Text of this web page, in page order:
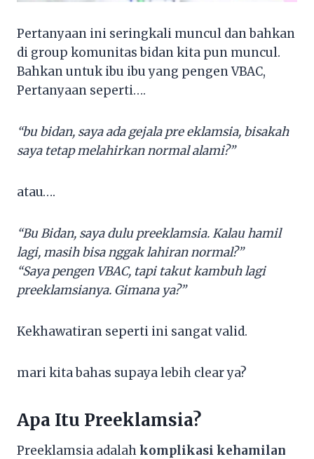
Pertanyaan ini seringkali muncul dan bahkan
di group komunitas bidan kita pun muncul.
Bahkan untuk ibu ibu yang pengen VBAC,
Pertanyaan seperti….
“bu bidan, saya ada gejala pre eklamsia, bisakah
saya tetap melahirkan normal alami?”
atau….
“Bu Bidan, saya dulu preeklamsia. Kalau hamil
lagi, masih bisa nggak lahiran normal?”
“Saya pengen VBAC, tapi takut kambuh lagi
preeklamsianya. Gimana ya?”
Kekhawatiran seperti ini sangat valid.
mari kita bahas supaya lebih clear ya?
Apa Itu Preeklamsia?
Preeklamsia adalahkomplikasi kehamilan